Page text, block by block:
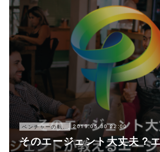
ベンチャーの転職ノウハウ 2019.05.30 22:00
そのエージェント大丈夫？